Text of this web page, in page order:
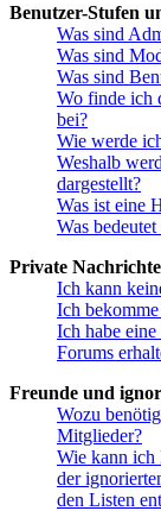
Benutzer-Stufen
Was sind
Was sind
Was sind
Wo finde ich
bei?
Wie werde
Weshalb
dargestellt?
Was ist eine
Was
Private
Ich kann
Ich
Ich habe
Forums
Freunde und
Wozu
Mitglieder?
Wie kann ich
der
den Listen